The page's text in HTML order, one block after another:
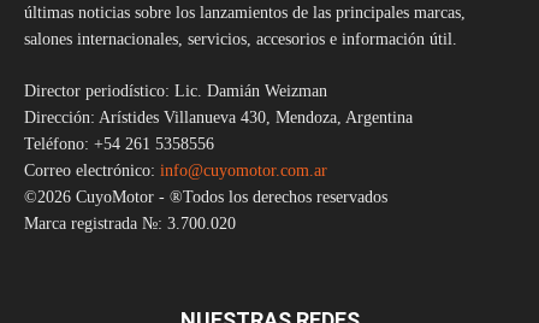
últimas noticias sobre los lanzamientos de las principales marcas,
salones internacionales, servicios, accesorios e información útil.
Director periodístico: Lic. Damián Weizman
Dirección: Arístides Villanueva 430, Mendoza, Argentina
Teléfono: +54 261 5358556
Correo electrónico: info@cuyomotor.com.ar
©2026 CuyoMotor - ®Todos los derechos reservados
Marca registrada №: 3.700.020